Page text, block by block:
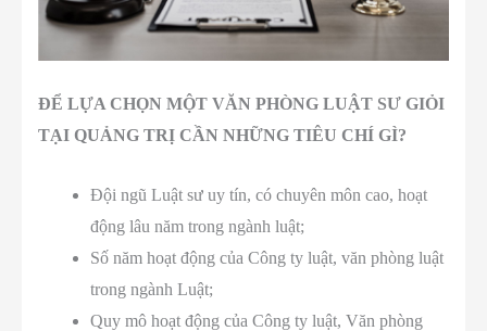
ĐỂ LỰA CHỌN MỘT VĂN PHÒNG LUẬT SƯ GIỎI
TẠI QUẢNG TRỊ CẦN NHỮNG TIÊU CHÍ GÌ?
Đội ngũ Luật sư uy tín, có chuyên môn cao, hoạt
động lâu năm trong ngành luật;
Số năm hoạt động của Công ty luật, văn phòng luật
trong ngành Luật;
Quy mô hoạt động của Công ty luật, Văn phòng